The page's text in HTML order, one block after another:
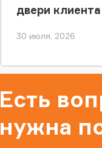
двери клиента
30 июля, 2026
Есть
нужна